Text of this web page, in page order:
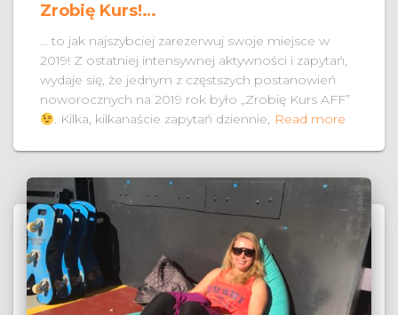
Zrobię Kurs!…
… to jak najszybciej zarezerwuj swoje miejsce w
2019! Z ostatniej intensywnej aktywności i zapytań,
wydaje się, że jednym z częstszych postanowień
noworocznych na 2019 rok było „Zrobię Kurs AFF”
. Kilka, kilkanaście zapytań dziennie, Read more